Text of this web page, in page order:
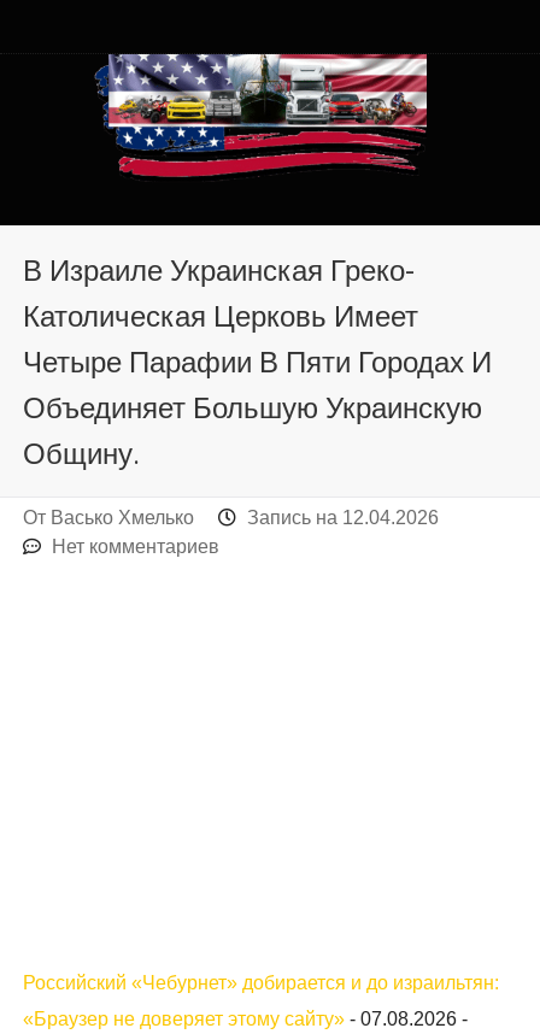
Хмельницком от auto.km.ua
В Израиле Украинская Греко-
Католическая Церковь Имеет
Четыре Парафии В Пяти Городах И
Объединяет Большую Украинскую
Общину.
От Васько Хмелько Запись на 12.04.2026
Нет комментариев
Российский «Чебурнет» добирается и до израильтян:
«Браузер не доверяет этому сайту» -07.08.2026 -